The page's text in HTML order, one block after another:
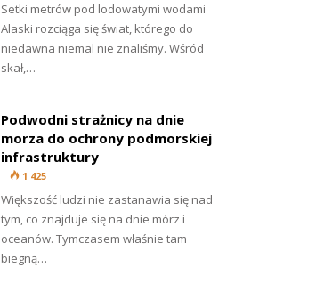
Setki metrów pod lodowatymi wodami
Alaski rozciąga się świat, którego do
niedawna niemal nie znaliśmy. Wśród
skał,…
Podwodni strażnicy na dnie
morza do ochrony podmorskiej
infrastruktury
1 425
Większość ludzi nie zastanawia się nad
tym, co znajduje się na dnie mórz i
oceanów. Tymczasem właśnie tam
biegną…